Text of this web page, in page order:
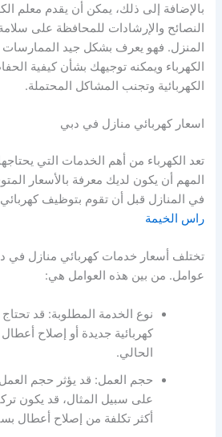
بالإضافة إلى ذلك، يمكن أن يقدم معلم
النصائح والإرشادات للمحافظة على سلامة
المنزل. فهو يعرف بشكل جيد الممارسات
الكهرباء ويمكنه توجيهك بشأن كيفية
الكهربائية وتجنب المشاكل المحتملة.
اسعار كهربائي منازل في دبي
تعد الكهرباء من أهم الخدمات التي
المهم أن يكون لديك معرفة بالأسعار
في المنازل قبل أن تقوم بتوظيف
راس الخيمة
تختلف أسعار خدمات كهربائي منازل في
عوامل. من بين هذه العوامل هي:
نوع الخدمة المطلوبة: قد
كهربائية جديدة أو إصلاح
الحالي.
حجم العمل: قد يؤثر حجم
على سبيل المثال، قد يكون
أكثر تكلفة من إصلاح أعطال